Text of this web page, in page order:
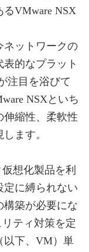
VMware NSX
ネットワークの
的なプラット
注目を浴びて
NSXといち
伸縮性、柔軟性
ます。
想化製品を利
定に縛られない
構築が必要にな
ティ対策を定
以下、VM）単